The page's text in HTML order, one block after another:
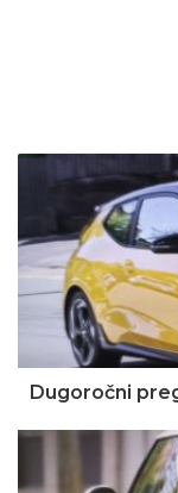
Dugoročni